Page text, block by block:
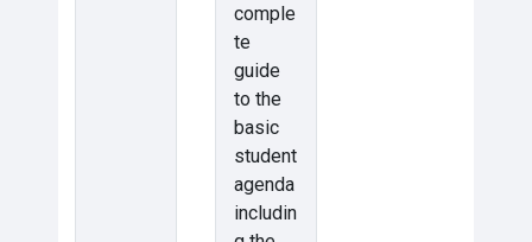
comple
te
guide
to the
basic
student
agenda
includin